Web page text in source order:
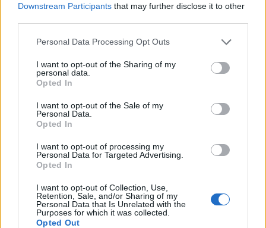
Downstream Participants that may further disclose it to other
Please note that this website/app uses one or more Google
not limited to your visit or usage behaviour. You may click to
grant or deny consent to Google and its third-party tags to
use your data for below specified purposes in below Google
consent section.
Personal Data Processing Opt Outs
I want to opt-out of the Sharing of my
personal data.
Opted In
I want to opt-out of the Sale of my
Personal Data.
Opted In
I want to opt-out of processing my
Personal Data for Targeted Advertising.
Opted In
I want to opt-out of Collection, Use,
Retention, Sale, and/or Sharing of my
Personal Data that Is Unrelated with the
Purposes for which it was collected.
Opted Out
Μέσα στη διάσημη Galeries Lafayette με τα πολυτελή brands – Παρίσι
Στη δεύτερη θέση έρχεται τοΤόκιο, το οποίο είναι
επίσης το θέμα 998 πινάκων του Pinterest και έχει